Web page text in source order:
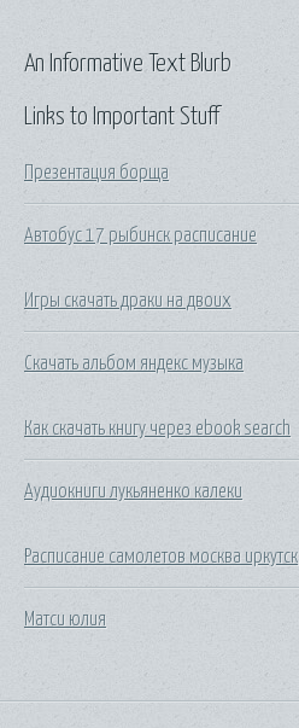
Links to Important Stuff
Презентация борща
Автобус 17 рыбинск расписание
Игры скачать драки на двоих
Скачать альбом яндекс музыка
Как скачать книгу через ebook search
Аудиокниги лукьяненко калеки
Расписание самолетов москва иркутск
Матси юлия
An Informative Text Blurb